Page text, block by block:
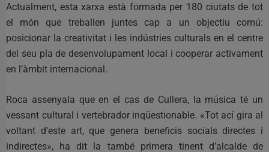
Actualment, esta xarxa està formada per 180 ciutats de tot
el món que treballen juntes cap a un objectiu comú:
posicionar la creativitat i les indústries culturals en el centre
del seu pla de desenvolupament local i cooperar activament
en l’àmbit internacional.
Roca assenyala que en el cas de Cullera, la música té un
vessant cultural i vertebrador inqüestionable. «Tot ací gira al
voltant d’este art, que genera beneficis socials directes i
indirectes», ha dit la també primera tinent d’alcalde de